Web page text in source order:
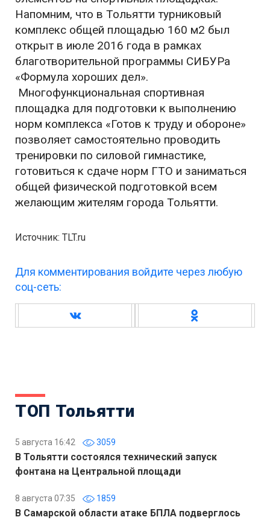
Напомним, что в Тольятти турниковый
комплекс общей площадью 160 м2 был
открыт в июле 2016 года в рамках
благотворительной программы СИБУРа
«Формула хороших дел».
Многофункциональная спортивная
площадка для подготовки к выполнению
норм комплекса «Готов к труду и обороне»
позволяет самостоятельно проводить
тренировки по силовой гимнастике,
готовиться к сдаче норм ГТО и заниматься
общей физической подготовкой всем
желающим жителям города Тольятти.
Источник: TLT.ru
Для комментирования войдите через любую
соц-сеть:
ТОП Тольятти
5 августа 16:42 3059
В Тольятти состоялся технический запуск
фонтана на Центральной площади
8 августа 07:35 1859
В Самарской области атаке БПЛА подверглось